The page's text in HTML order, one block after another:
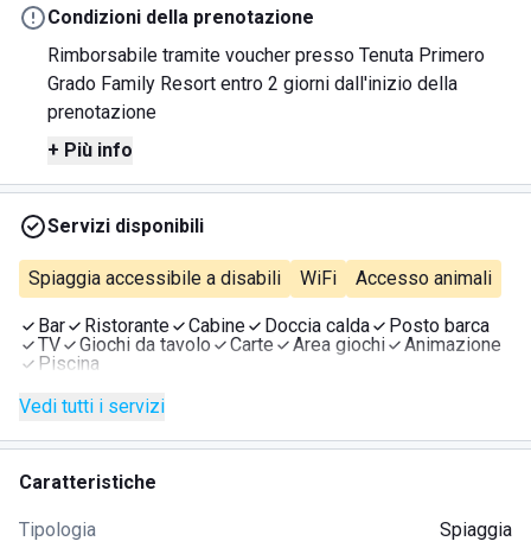
Condizioni della prenotazione
Rimborsabile tramite voucher presso Tenuta Primero
Grado Family Resort entro 2 giorni dall'inizio della
prenotazione
+ Più info
Servizi disponibili
Spiaggia accessibile a disabili WiFi Accesso animali
Bar Ristorante Cabine Doccia calda
Posto barca
TV
Giochi da tavolo Carte Area giochi
Animazione
Piscina
Vedi tutti i servizi
Caratteristiche
Tipologia Spiaggia